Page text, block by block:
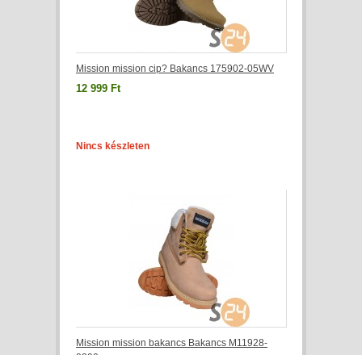
Mission mission cip? Bakancs 175902-05WV
12 999 Ft
Nincs készleten
Mission mission bakancs Bakancs M11928-